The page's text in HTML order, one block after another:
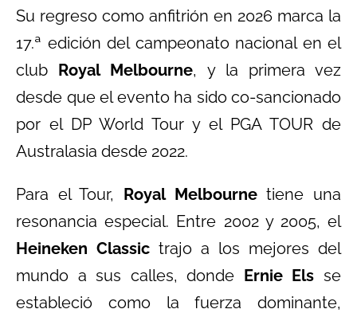
Su regreso como anfitrión en 2026 marca la
17.ª edición del campeonato nacional en el
club Royal Melbourne, y la primera vez
desde que el evento ha sido co-sancionado
por el DP World Tour y el PGA TOUR de
Australasia desde 2022.
Para el Tour, Royal Melbournetiene una
resonancia especial. Entre 2002 y 2005, el
Heineken Classic trajo a los mejores del
mundo a sus calles, donde Ernie Els se
estableció como la fuerza dominante,